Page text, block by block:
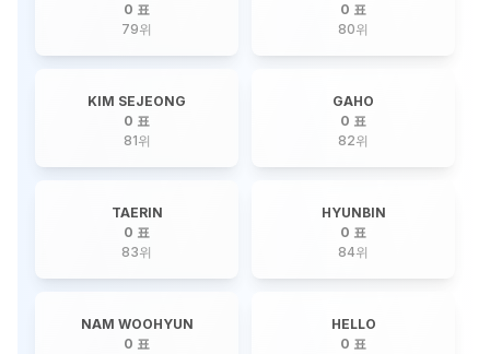
0 표
79위
0 표
80위
KIM SEJEONG
0 표
81위
GAHO
0 표
82위
TAERIN
0 표
83위
HYUNBIN
0 표
84위
NAM WOOHYUN
0 표
HELLO
0 표